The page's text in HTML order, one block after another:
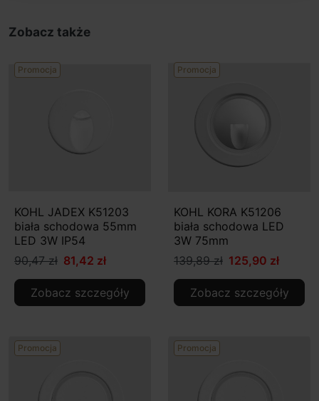
Zobacz także
Promocja
KOHL JADEX K51203
biała schodowa 55mm
LED 3W IP54
90,47 zł 81,42 zł
Zobacz szczegóły
Promocja
KOHL KORA K51206
biała schodowa LED
3W 75mm
139,89 zł 125,90 zł
Zobacz szczegóły
Promocja Promocja